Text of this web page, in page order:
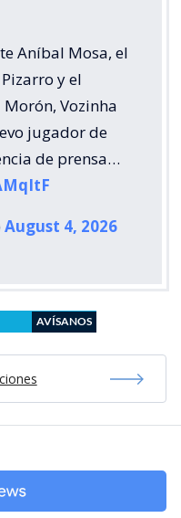
Aníbal Mosa, el
y el
Vozinha
jugador de
de prensa…
August 4, 2026
AVÍSANOS